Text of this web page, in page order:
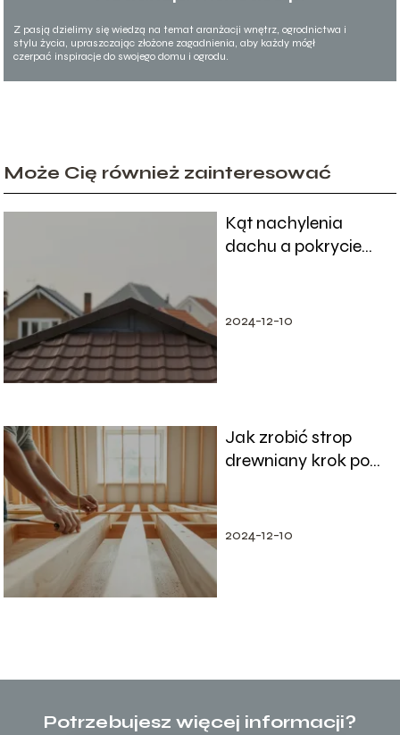
Z pasją dzielimy się wiedzą na temat aranżacji wnętrz, ogrodnictwa i
stylu życia, upraszczając złożone zagadnienia, aby każdy mógł
czerpać inspiracje do swojego domu i ogrodu.
Może Cię również zainteresować
Kąt nachylenia
dachu a pokrycie
2024-12-10
Jak zrobić strop
drewniany krok po
2024-12-10
Potrzebujesz więcej informacji?